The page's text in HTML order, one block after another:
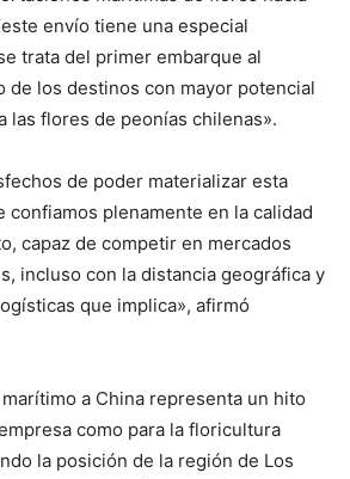
envío tiene una especial
trata del primer embarque al
de los destinos con mayor potencial
las flores de peonías chilenas».
de poder materializar esta
confiamos plenamente en la calidad
capaz de competir en mercados
incluso con la distancia geográfica y
que implica», afirmó
a China representa un hito
como para la floricultura
la posición de la región de Los